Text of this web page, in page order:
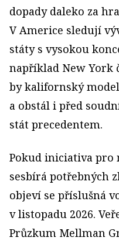
dopady daleko za
V Americe sledují
státy s vysokou
například New York
by kalifornský
a obstál i před
stát precedentem.
Pokud iniciativa pro
sesbírá potřebných
objeví se příslušná
v listopadu 2026.
Průzkum Mellman